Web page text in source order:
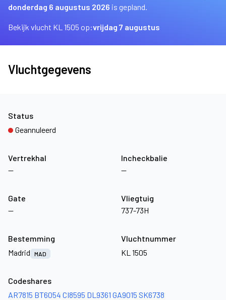
donderdag 6 augustus 2026 is gepland.
Bekijk vlucht KL 1505 op:vrijdag 7 augustus
Vluchtgegevens
Vertrekhal
—
Incheckbalie
—
Gate
—
Vliegtuig
737-73H
Status
Geannuleerd
Bestemming
Madrid
MAD
Vluchtnummer
KL 1505
Codeshares
AR7815 BT6054 CI8595 DL9361 GA9015 SK6738